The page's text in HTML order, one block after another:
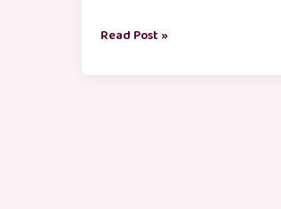
Read Post »